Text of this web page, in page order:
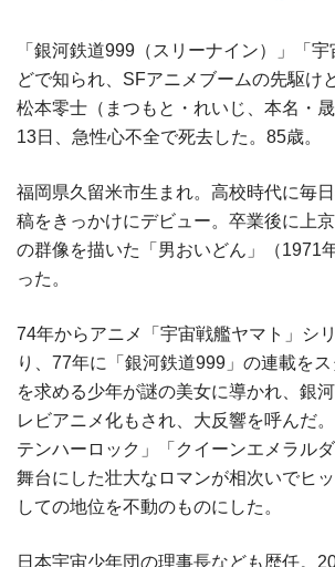
「銀河鉄道999（スリーナイン）」「
どで知られ、SFアニメブームの先駆け
松本零士（まつもと・れいじ、本名・
13日、急性心不全で死去した。85歳。
福岡県久留米市生まれ。高校時代に毎
稿をきっかけにデビュー。卒業後に上
の群像を描いた「男おいどん」（1971
った。
74年からアニメ「宇宙戦艦ヤマト」シ
り、77年に「銀河鉄道999」の連載を
を求める少年が謎の美女に導かれ、銀
レビアニメ化もされ、大反響を呼んだ
テンハーロック」「クイーンエメラル
舞台にした壮大なロマンが相次いでヒ
しての地位を不動のものにした。
日本宇宙少年団の理事長なども歴任。